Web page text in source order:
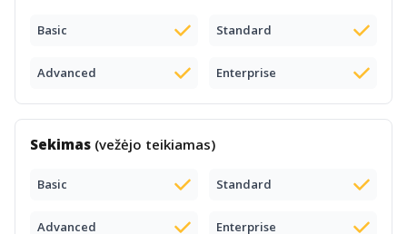
Basic Standard
Advanced Enterprise
Sekimas (vežėjo teikiamas)
Basic Standard
Advanced Enterprise